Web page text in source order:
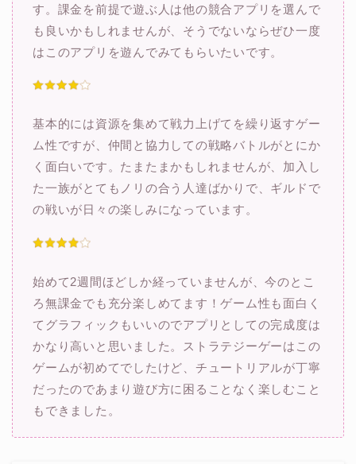
す。課金を前提で遊ぶ人は他の競合アプリを選んで
も良いかもしれませんが、そうでないならぜひ一度
はこのアプリを遊んでみてもらいたいです。
基本的には資源を集めて戦力上げてを繰り返すゲー
ム性ですが、仲間と協力しての戦略バトルがとにか
く面白いです。たまたまかもしれませんが、加入し
た一族がとてもノリの合う人達ばかりで、ギルドで
の戦いが日々の楽しみになっています。
始めて2週間ほどしか経っていませんが、今のとこ
ろ無課金でも充分楽しめてます！ゲーム性も面白く
てグラフィックもいいのでアプリとしての完成度は
かなり高いと思いました。ストラテジーゲーはこの
ゲームが初めてでしたけど、チュートリアルが丁寧
だったのであまり遊び方に困ることなく楽しむこと
もできました。